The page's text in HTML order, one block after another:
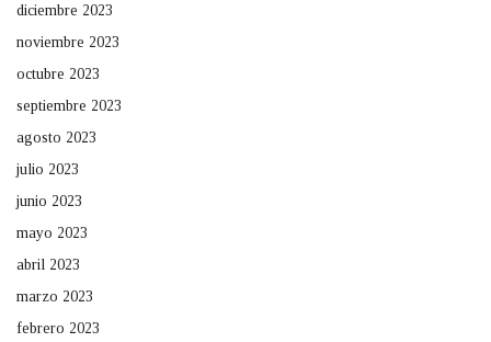
diciembre 2023
noviembre 2023
octubre 2023
septiembre 2023
agosto 2023
julio 2023
junio 2023
mayo 2023
abril 2023
marzo 2023
febrero 2023